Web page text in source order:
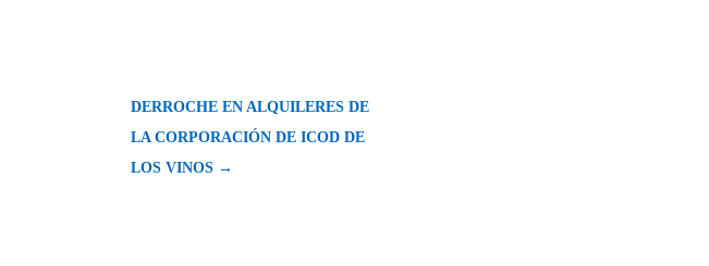
DERROCHE EN ALQUILERES DE
LA CORPORACIÓN DE ICOD DE
LOS VINOS →